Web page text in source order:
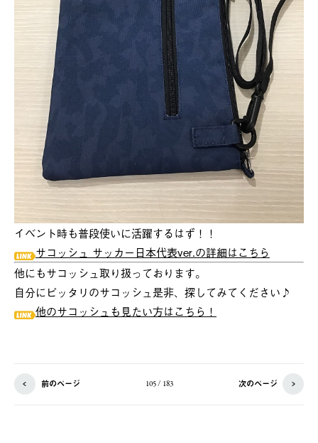
イベント時も普段使いに活躍するはず！！
サコッシュ サッカー日本代表ver.の詳細はこちら
他にもサコッシュ取り扱っております。
自分にピッタリのサコッシュ是非、探してみてください♪
他のサコッシュも見たい方はこちら！
前のページ 105 / 183 次のページ